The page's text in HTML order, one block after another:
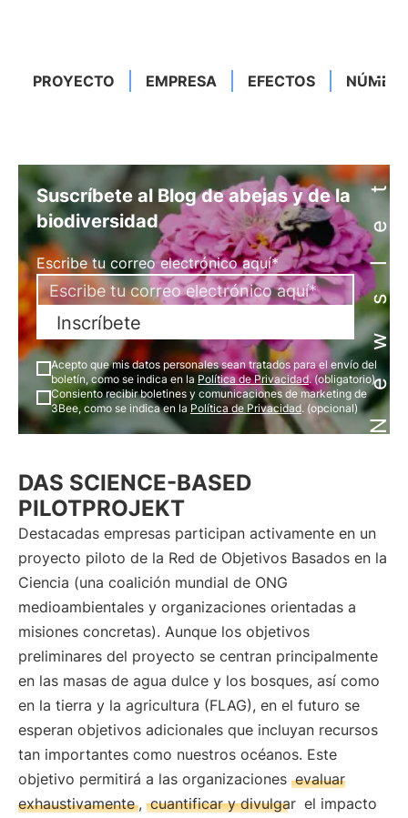
PROYECTO EMPRESA EFECTOS Newsletter
Suscríbete al Blog de abejas y de la
biodiversidad
Escribe tu correo electrónico aquí*
Inscríbete
Acepto que mis datos personales sean tratados para el envío del
boletín, como se indica en la Política de Privacidad. (obligatorio)
Consiento recibir boletines y comunicaciones de marketing de
3Bee, como se indica en la Política de Privacidad. (opcional)
DAS SCIENCE-BASED
PILOTPROJEKT
Destacadas empresas participan activamente en un
proyecto piloto de la Red de Objetivos Basados en la
Ciencia (una coalición mundial de ONG
medioambientales y organizaciones orientadas a
misiones concretas). Aunque los objetivos
preliminares del proyecto se centran principalmente
en las masas de agua dulce y los bosques, así como
en la tierra y la agricultura (FLAG), en el futuro se
esperan objetivos adicionales que incluyan recursos
tan importantes como nuestros océanos. Este
objetivo permitirá a las organizaciones evaluar
exhaustivamente , cuantificar y divulgar el impacto